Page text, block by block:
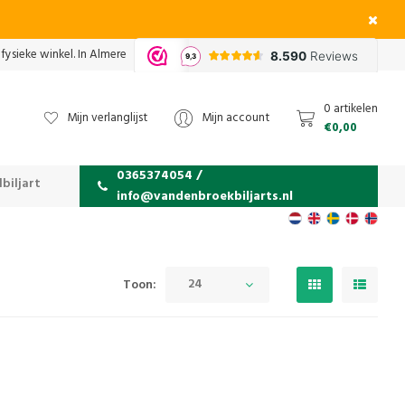
winkel. In Almere
Mijn verlanglijst Mijn account
0 artikelen
€0,00
0365374054 /
info@vandenbroekbiljarts.nl
Toon: 24